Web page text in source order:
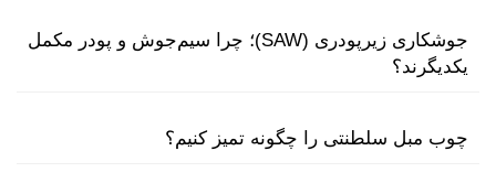
جوشکاری زیرپودری (SAW)؛ چرا سیم‌جوش و پودر مکمل
یکدیگرند؟
چوب مبل سلطنتی را چگونه تمیز کنیم؟